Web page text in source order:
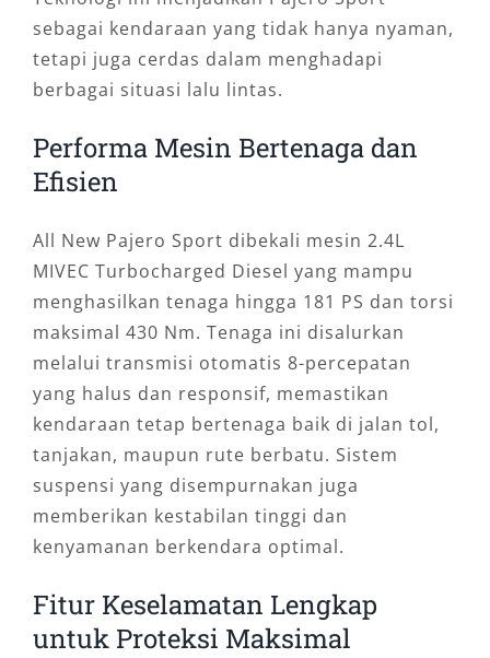
sebagai kendaraan yang tidak hanya nyaman,
tetapi juga cerdas dalam menghadapi
berbagai situasi lalu lintas.
Performa Mesin Bertenaga dan
Efisien
All New Pajero Sport dibekali mesin 2.4L
MIVEC Turbocharged Diesel yang mampu
menghasilkan tenaga hingga 181 PS dan torsi
maksimal 430 Nm. Tenaga ini disalurkan
melalui transmisi otomatis 8-percepatan
yang halus dan responsif, memastikan
kendaraan tetap bertenaga baik di jalan tol,
tanjakan, maupun rute berbatu. Sistem
suspensi yang disempurnakan juga
memberikan kestabilan tinggi dan
kenyamanan berkendara optimal.
Fitur Keselamatan Lengkap
untuk Proteksi Maksimal